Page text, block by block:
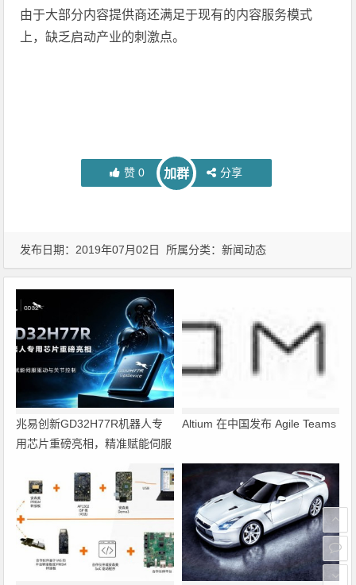
由于大部分内容提供商还满足于现有的内容服务模式
上，缺乏启动产业的刺激点。
赞 0 加群 分享
发布日期：2019年07月02日 所属分类：新闻动态
兆易创新GD32H77R机器人专
用芯片重磅亮相，精准赋能伺服
Altium 在中国发布 Agile Teams